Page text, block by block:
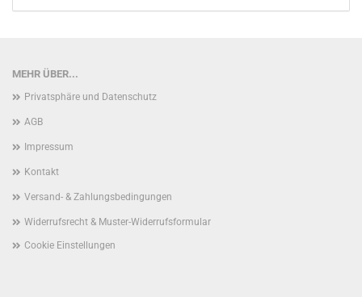
MEHR ÜBER...
Privatsphäre und Datenschutz
AGB
Impressum
Kontakt
Versand- & Zahlungsbedingungen
Widerrufsrecht & Muster-Widerrufsformular
Cookie Einstellungen